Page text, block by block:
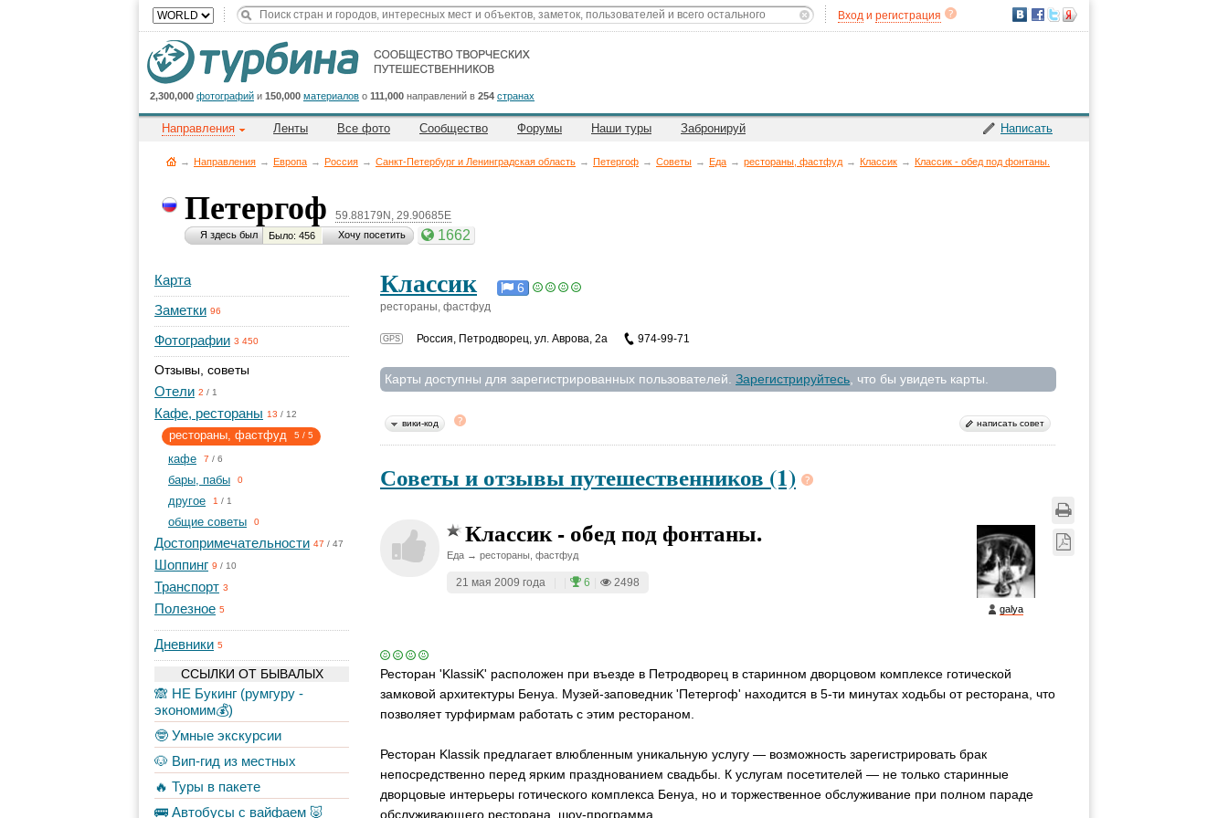
Вход и регистрация
2,300,000 фотографий и 150,000 материалов о 111,000 направлений в 254 странах
Написать
Направления Ленты Все фото Сообщество Форумы Наши туры Забронируй
→ Направления → Европа → Россия → Санкт-Петербург и Ленинградская область → Петергоф → Советы → Еда → рестораны, фастфуд → Классик → Классик - обед под фонтаны.
Петергоф 59.88179N, 29.90685E
Я здесь был Было: 456 Хочу посетить 1662
Карта
Заметки 96
Фотографии 3 450
Отзывы, советы
Отели 2 / 1
Кафе, рестораны 13 / 12
рестораны, фастфуд 5 / 5
кафе 7 / 6
бары, пабы 0
другое 1 / 1
общие советы 0
Достопримечательности 47 / 47
Шоппинг 9 / 10
Транспорт 3
Полезное 5
Дневники 5
ССЫЛКИ ОТ БЫВАЛЫХ
🙈 НЕ Букинг (румгуру -
экономим💰)
🤓 Умные экскурсии
🐶 Вип-гид из местных
🔥 Туры в пакете
🚌 Автобусы с вайфаем 🐷
Классик 6
рестораны, фастфуд
GPS Россия, Петродворец, ул. Аврова, 2а 974-99-71
Карты доступны для зарегистрированных пользователей. Зарегистрируйтесь , что бы увидеть карты.
вики-код написать совет
Советы и отзывы путешественников (1)
galya
Классик - обед под фонтаны.
Еда → рестораны, фастфуд
21 мая 2009 года 6 2498
Ресторан 'KlassiK' расположен при въезде в Петродворец в старинном дворцовом комплексе готической
замковой архитектуры Бенуа. Музей-заповедник 'Петергоф' находится в 5-ти минутах ходьбы от ресторана, что
позволяет турфирмам работать с этим рестораном.
Ресторан Klassik предлагает влюбленным уникальную услугу — возможность зарегистрировать брак
непосредственно перед ярким празднованием свадьбы. К услугам посетителей — не только старинные
дворцовые интерьеры готического комплекса Бенуа, но и торжественное обслуживание при полном параде
обслуживающего ресторана, шоу-программа.